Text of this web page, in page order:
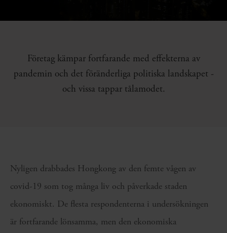
Företag kämpar fortfarande med effekterna av
pandemin och det föränderliga politiska landskapet -
och vissa tappar tålamodet.
Nyligen drabbades Hongkong av den femte vågen av
covid-19 som tog många liv och påverkade staden
ekonomiskt. De flesta respondenterna i undersökningen
är fortfarande lönsamma, men den ekonomiska